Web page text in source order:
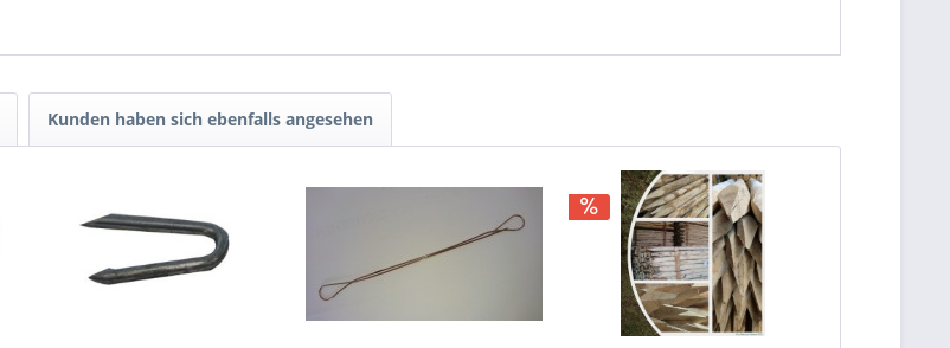
Kunden haben sich ebenfalls angesehen